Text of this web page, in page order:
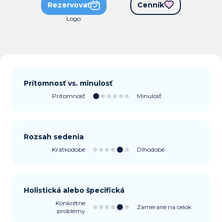
Rezervovať Cenník
Prítomnosť vs. minulosť
Prítomnosť Minulosť
Rozsah sedenia
Krátkodobé Dlhodobé
Holistická alebo špecifická
Konkrétne
problémy
Zamerané na celok